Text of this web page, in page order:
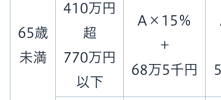
65歳
未満
410万円
超
770万円
以下
A×15％
＋
68万5千円